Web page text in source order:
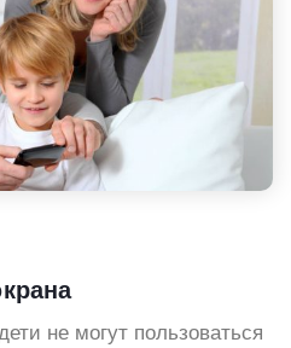
не могут пользоваться